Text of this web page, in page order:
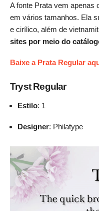
A fonte Prata vem apenas
em vários tamanhos. Ela
e cirílico, além de
sites por meio do
Baixe a Prata Regular
Tryst Regular
Estilo: 1
Designer: Philatype